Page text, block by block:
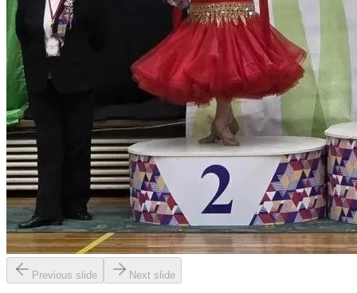
Previous slide Next slide